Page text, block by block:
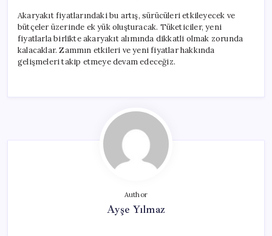
Akaryakıt fiyatlarındaki bu artış, sürücüleri etkileyecek ve
bütçeler üzerinde ek yük oluşturacak. Tüketiciler, yeni
fiyatlarla birlikte akaryakıt alımında dikkatli olmak zorunda
kalacaklar. Zammın etkileri ve yeni fiyatlar hakkında
gelişmeleri takip etmeye devam edeceğiz.
Author
Ayşe Yılmaz